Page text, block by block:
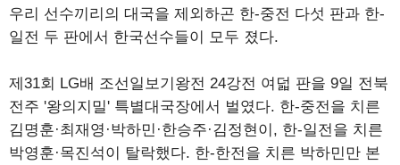
우리 선수끼리의 대국을 제외하곤 한-중전 다섯 판과 한-
일전 두 판에서 한국선수들이 모두 졌다.
제31회 LG배 조선일보기왕전 24강전 여덟 판을 9일 전북
전주 '왕의지밀' 특별대국장에서 벌였다. 한-중전을 치른
김명훈·최재영·박하민·한승주·김정현이, 한-일전을 치른
박영훈·목진석이 탈락했다. 한-한전을 치른 박하민만 본